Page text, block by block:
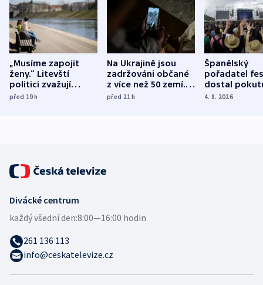
„Musíme zapojit
ženy.“ Litevští
politici zvažují
dohodu o
před 19h
Na Ukrajině jsou
zadržováni občané
z více než 50 zemí.
Bojovali na straně
před 21h
Španělský
pořadatel
dostal
nekalé
4. 8. 2026
Divácké centrum
každý všední den:8:00—16:00 hodin
261 136 113
info@ceskatelevize.cz